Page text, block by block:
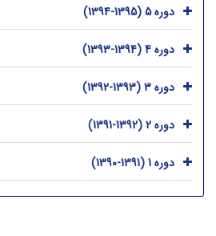
دوره 5 (1395-1394)
دوره 4 (1394-1393)
دوره 3 (1393-1392)
دوره 2 (1392-1391)
دوره 1 (1391-1390)